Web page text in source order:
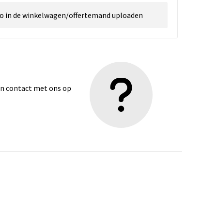
in de winkelwagen/offertemand uploaden
contact met ons op